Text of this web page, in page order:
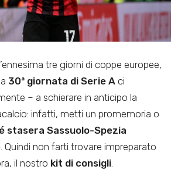
tre giorni di coppe europee,
30ª giornata di Serie A ci
– a schierare in anticipo la
infatti, metti un promemoria o
stasera Sassuolo-Spezia
. Quindi non farti trovare impreparato
il nostro kit di consigli.